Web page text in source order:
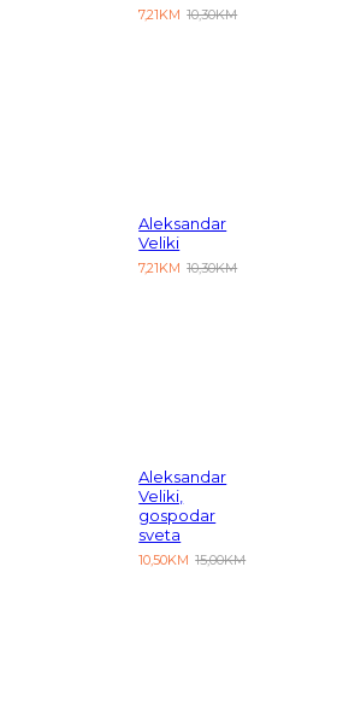
7,21KM 10,30KM
Aleksandar
Veliki
7,21KM 10,30KM
Aleksandar
Veliki,
gospodar
sveta
10,50KM 15,00KM